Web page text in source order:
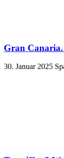
Gran Canaria.
30. Januar 2025